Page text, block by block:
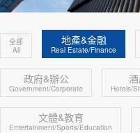
全部
All
地產&金融
Real Estate/Finance
政府&辦公
Government/Corporate Hotels/
文體&教育
Entertainment/Sports/Education